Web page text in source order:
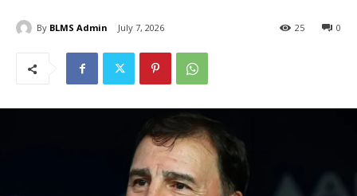
By BLMS Admin July 7, 2026 0
25